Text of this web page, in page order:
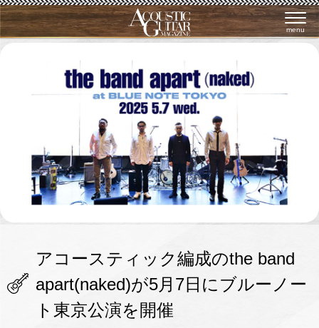
menu
アコースティック編成のthe band
apart(naked)が5月7日にブルーノー
ト東京公演を開催